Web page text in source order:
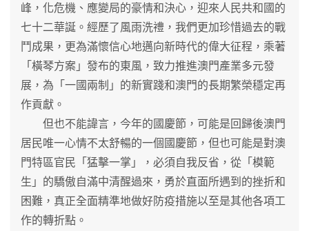
峰，化危機、應變局的豪情和決心，迎來人民共和國的
七十二華誕。經歷了風雨洗禮，我們更加珍惜過去的戰
鬥成果，更為滿懷信心地邁向新時代的偉大征程，乘著
「橫琴方案」發布的東風，致力推進澳門產業多元發
展，為「一國兩制」的新實踐和澳門的長期繁榮穩定再
作貢獻。
但也不能諱言，今年的國慶節，可能是回歸後澳門
居民唯一心情不太舒暢的一個國慶節，但也可能是對澳
門特區官民「猛擊一掌」，必須自我反省，從「模範
生」的驕傲自滿中清醒過來，勇於直面所遇到的挫折和
困難，真正全面精準地做好防疫措施以至是其他各項工
作的轉折點。